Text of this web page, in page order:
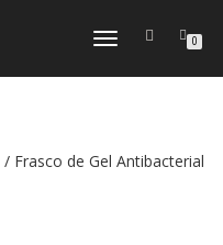
CAMBIAR
0
/ Frasco de Gel Antibacterial